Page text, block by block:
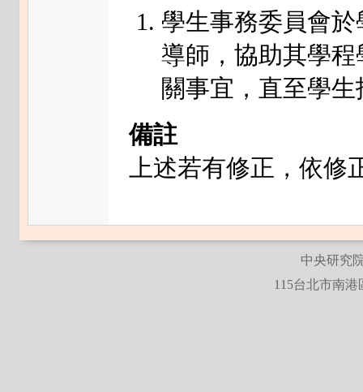
學生事務委員會
導師，協助其學
關事宜，直至學
備註
上述若有修正，依修
中央研究
115台北市南港